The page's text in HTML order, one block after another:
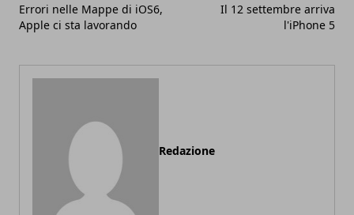
Errori nelle Mappe di iOS6,
Apple ci sta lavorando
Il 12 settembre arriva
l'iPhone 5
Redazione